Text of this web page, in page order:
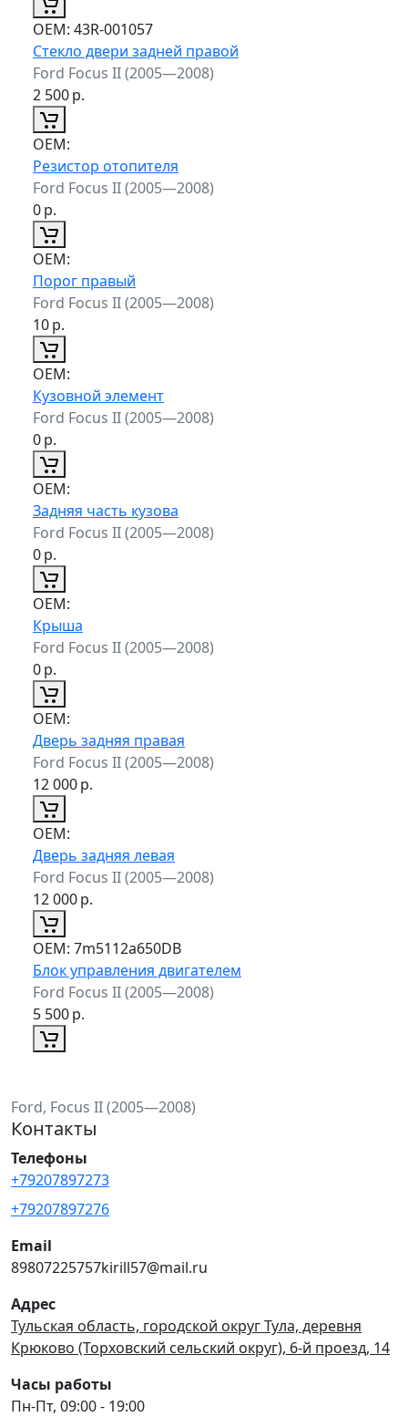
ОЕМ: 43R-001057
Стекло двери задней правой
Ford Focus II (2005—2008)
2 500р.
ОЕМ:
Резистор отопителя
Ford Focus II (2005—2008)
0р.
ОЕМ:
Порог правый
Ford Focus II (2005—2008)
10р.
ОЕМ:
Кузовной элемент
Ford Focus II (2005—2008)
0р.
ОЕМ:
Задняя часть кузова
Ford Focus II (2005—2008)
0р.
ОЕМ:
Крыша
Ford Focus II (2005—2008)
0р.
ОЕМ:
Дверь задняя правая
Ford Focus II (2005—2008)
12 000р.
ОЕМ:
Дверь задняя левая
Ford Focus II (2005—2008)
12 000р.
ОЕМ: 7m5112a650DB
Блок управления двигателем
Ford Focus II (2005—2008)
5 500р.
Ford, Focus II (2005—2008)
Контакты
Телефоны
+79207897273
+79207897276
Email
89807225757kirill57@mail.ru
Адрес
Тульская область, городской округ Тула, деревня
Крюково (Торховский сельский округ), 6-й проезд, 14
Часы работы
Пн-Пт, 09:00 - 19:00